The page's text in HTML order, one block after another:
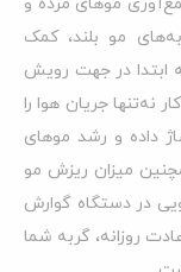
مو بلند، کمک
در جهت رویش
جریان هوا را
داده و رشد موهای
میزان ریزش مو
در دستگاه گوارش
روزانه، گربه شما